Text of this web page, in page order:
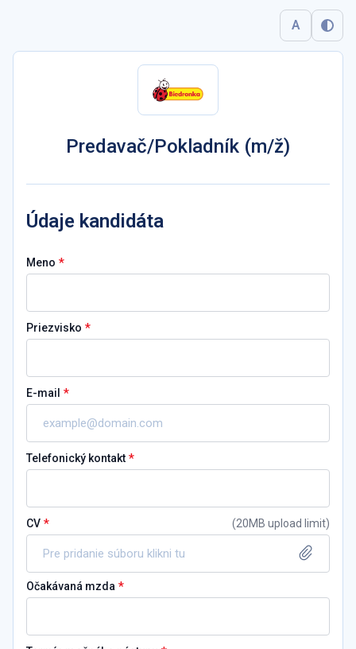
A
Predavač/Pokladník (m/ž)
Údaje kandidáta
Meno *
Priezvisko *
E-mail *
Telefonický kontakt *
CV * (20MB upload limit)
Pre pridanie súboru klikni tu
Očakávaná mzda *